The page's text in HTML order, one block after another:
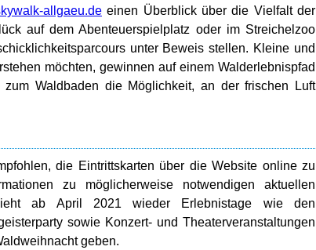
allgaeu.deeinen Überblick über die Vielfalt der
auf dem Abenteuerspielplatz oder im Streichelzoo
unter Beweis stellen. Kleine und
möchten, gewinnen auf einem Walderlebnispfad
Waldbaden die Möglichkeit, an der frischen Luft
die Eintrittskarten über die Website online zu
zu möglicherweise notwendigen aktuellen
ab April 2021 wieder Erlebnistage wie den
sowie Konzert- und Theaterveranstaltungen
geben.